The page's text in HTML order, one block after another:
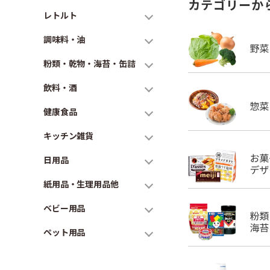
レトルト
調味料・油
粉類・乾物・海苔・缶詰
飲料・酒
健康食品
キッチン雑貨
日用品
紙用品・生理用品他
ベビー用品
ペット用品
カテゴリーか